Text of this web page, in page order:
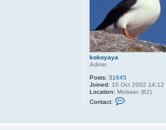
kokoyaya
Admin
Posts: 31645
Joined: 10 Oct 2002 14:12
Location: Moissac (82)
Contact: